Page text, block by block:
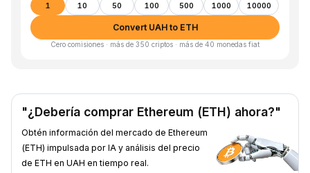
1 10 50 100 500 1000 10000
Convert UAH to ETH
Cero comisiones · más de 350 criptos · más de 40 monedas fiat
"¿Debería comprar Ethereum (ETH) ahora?"
Obtén información del mercado de Ethereum
(ETH) impulsada por IA y análisis del precio
de ETH en UAH en tiempo real.